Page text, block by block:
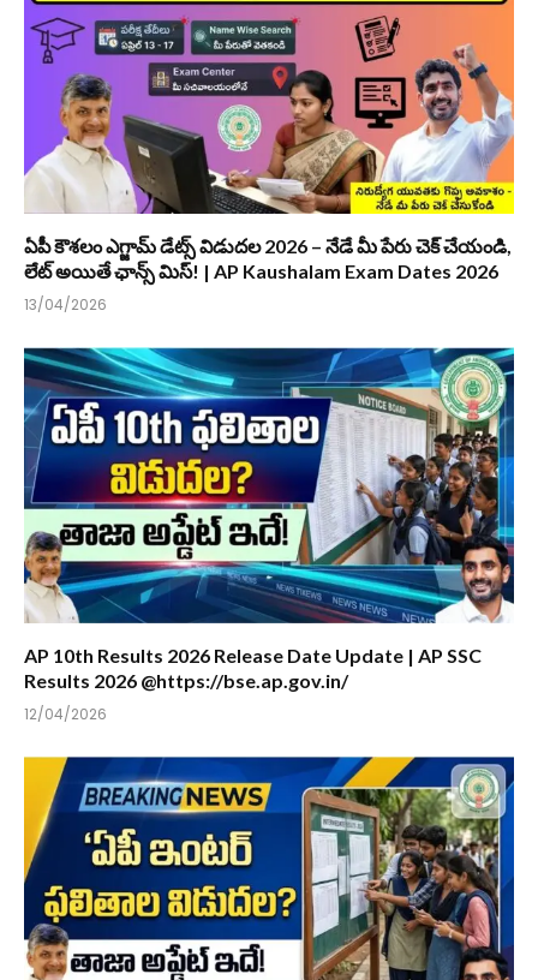
ఏపీ కౌశలం ఎగ్జామ్ డేట్స్ విడుదల 2026 – నేడే మీ పేరు చెక్ చేయండి,
లేట్ అయితే ఛాన్స్ మిస్! | AP Kaushalam Exam Dates 2026
13/04/2026
AP 10th Results 2026 Release Date Update | AP SSC
Results 2026 @https://bse.ap.gov.in/
12/04/2026